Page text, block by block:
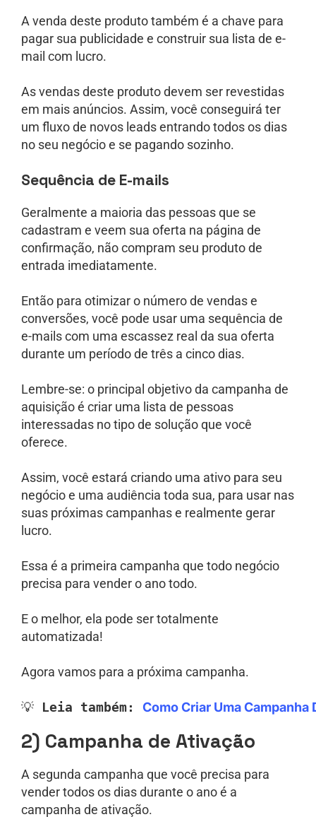
A venda deste produto também é a chave para
pagar sua publicidade e construir sua lista de e-
mail com lucro.
As vendas deste produto devem ser revestidas
em mais anúncios. Assim, você conseguirá ter
um fluxo de novos leads entrando todos os dias
no seu negócio e se pagando sozinho.
Sequência de E-mails
Geralmente a maioria das pessoas que se
cadastram e veem sua oferta na página de
confirmação, não compram seu produto de
entrada imediatamente.
Então para otimizar o número de vendas e
conversões, você pode usar uma sequência de
e-mails com uma escassez real da sua oferta
durante um período de três a cinco dias.
Lembre-se: o principal objetivo da campanha de
aquisição é criar uma lista de pessoas
interessadas no tipo de solução que você
oferece.
Assim, você estará criando uma ativo para seu
negócio e uma audiência toda sua, para usar nas
suas próximas campanhas e realmente gerar
lucro.
Essa é a primeira campanha que todo negócio
precisa para vender o ano todo.
E o melhor, ela pode ser totalmente
automatizada!
Agora vamos para a próxima campanha.
💡 Leia também: Como Criar Uma
2) Campanha de Ativação
A segunda campanha que você precisa para
vender todos os dias durante o ano é a
campanha de ativação.